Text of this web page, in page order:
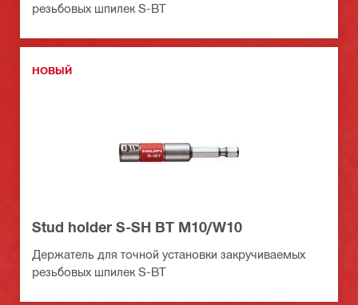
резьбовых шпилек S-BT
НОВЫЙ
Stud holder S-SH BT M10/W10
Держатель для точной установки закручиваемых
резьбовых шпилек S-BT